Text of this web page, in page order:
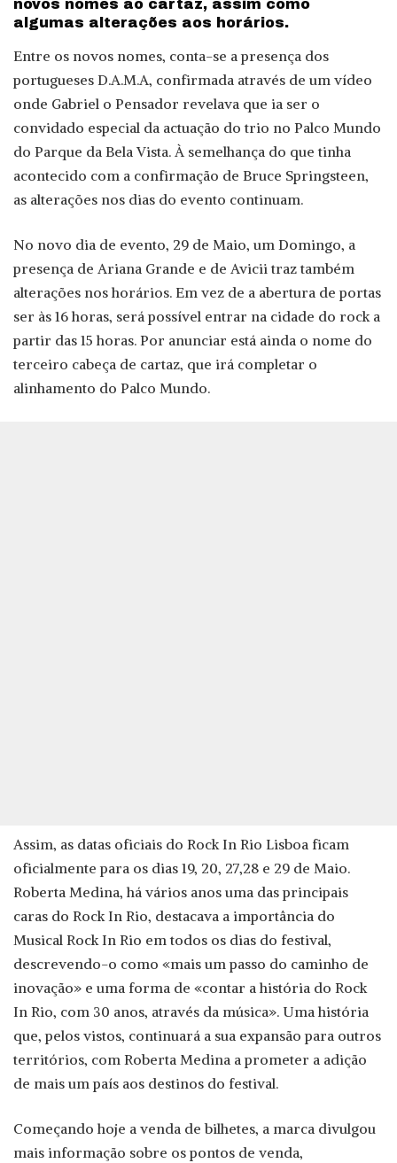
novos nomes ao cartaz, assim como
algumas alterações aos horários.
Entre os novos nomes, conta-se a presença dos
portugueses D.A.M.A, confirmada através de um vídeo
onde Gabriel o Pensador revelava que ia ser o
convidado especial da actuação do trio no Palco Mundo
do Parque da Bela Vista. À semelhança do que tinha
acontecido com a confirmação de Bruce Springsteen,
as alterações nos dias do evento continuam.
No novo dia de evento, 29 de Maio, um Domingo, a
presença de Ariana Grande e de Avicii traz também
alterações nos horários. Em vez de a abertura de portas
ser às 16 horas, será possível entrar na cidade do rock a
partir das 15 horas. Por anunciar está ainda o nome do
terceiro cabeça de cartaz, que irá completar o
alinhamento do Palco Mundo.
Assim, as datas oficiais do Rock In Rio Lisboa ficam
oficialmente para os dias 19, 20, 27,28 e 29 de Maio.
Roberta Medina, há vários anos uma das principais
caras do Rock In Rio, destacava a importância do
Musical Rock In Rio em todos os dias do festival,
descrevendo-o como «mais um passo do caminho de
inovação» e uma forma de «contar a história do Rock
In Rio, com 30 anos, através da música». Uma história
que, pelos vistos, continuará a sua expansão para outros
territórios, com Roberta Medina a prometer a adição
de mais um país aos destinos do festival.
Começando hoje a venda de bilhetes, a marca divulgou
mais informação sobre os pontos de venda,